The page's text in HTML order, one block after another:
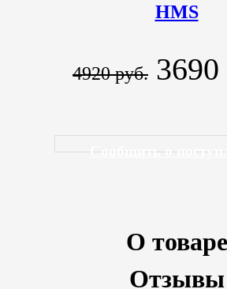
HMS
4920 руб. 3690
Сообщить о
О товаре
Отзывы